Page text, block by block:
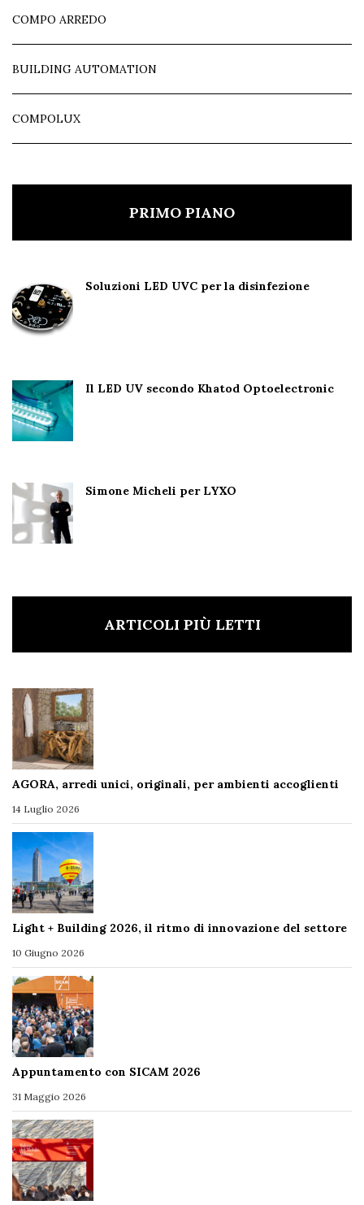
COMPO ARREDO
BUILDING AUTOMATION
COMPOLUX
PRIMO PIANO
Soluzioni LED UVC per la disinfezione
Il LED UV secondo Khatod Optoelectronic
Simone Micheli per LYXO
ARTICOLI PIÙ LETTI
AGORA, arredi unici, originali, per ambienti accoglienti
14 Luglio 2026
Light + Building 2026, il ritmo di innovazione del settore
10 Giugno 2026
Appuntamento con SICAM 2026
31 Maggio 2026